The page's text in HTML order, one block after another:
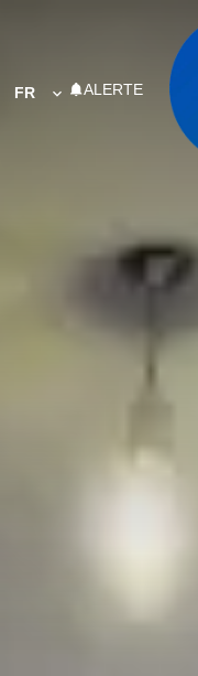
FR ALERTE